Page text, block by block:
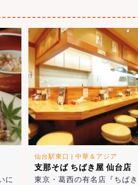
に
仙台駅東口 | 中華＆アジア
支那そば ちばき屋 仙台店
東京・葛西の有名店『ちばき